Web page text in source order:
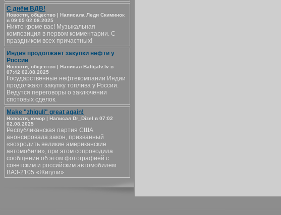
С днём ВДВ!
Новости, общество | Написала Леди Скиминок
в 09:05 02.08.2025
Никто кроме вас! Музыкальная
композиция в первом комментарии. С
праздником всех причастных!
Индия продолжает закупки нефти у
России
Новости, общество | Написал Baltijalv.lv в
07:42 02.08.2025
Государственные нефтекомпании Индии
продолжают закупку топлива у России.
Ведутся переговоры о заключении
спотовых сделок.
Make "zhiguli" great again!
Новости, юмор | Написал Dr_Dizel в 07:02
02.08.2025
Республиканская партия США
анонсировала закон, призванный
«возродить великие американские
автомобили», при этом сопроводила
сообщение об этом фотографией с
советским и российским автомобилем
ВАЗ-2105 «Жигули».